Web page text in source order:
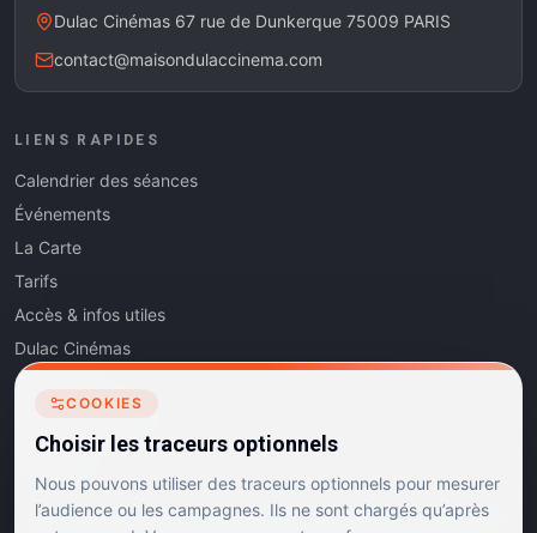
Dulac Cinémas 67 rue de Dunkerque 75009 PARIS
contact@maisondulaccinema.com
LIENS RAPIDES
Calendrier des séances
Événements
La Carte
Tarifs
Accès & infos utiles
Dulac Cinémas
Cinéma5
Les Dits de l'Art
Contact
COOKIES
Choisir les traceurs optionnels
Nous pouvons utiliser des traceurs optionnels pour mesurer
l’audience ou les campagnes. Ils ne sont chargés qu’après